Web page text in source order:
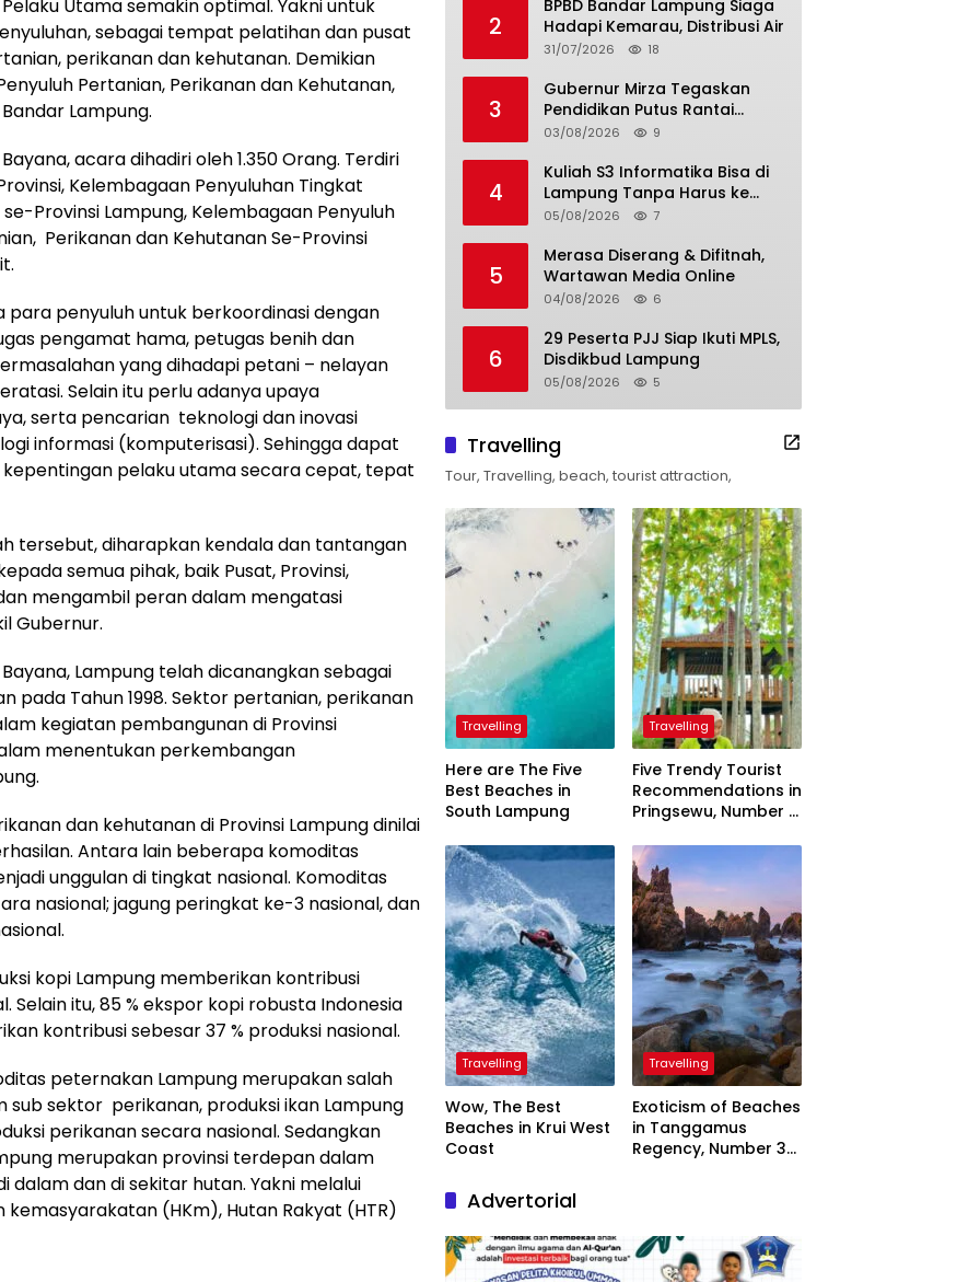
Utama semakin optimal. Yakni untuk
sebagai tempat pelatihan dan pusat
perikanan dan kehutanan. Demikian
Pertanian, Perikanan dan Kehutanan,
Lampung.
acara dihadiri oleh 1.350 Orang. Terdiri
Kelembagaan Penyuluhan Tingkat
Provinsi Lampung, Kelembagaan Penyuluh
Perikanan dan Kehutanan Se-Provinsi
para penyuluh untuk berkoordinasi dengan
pengamat hama, petugas benih dan
yang dihadapi petani – nelayan
Selain itu perlu adanya upaya
serta pencarian teknologi dan inovasi
informasi (komputerisasi). Sehingga dapat
pelaku utama secara cepat, tepat
tersebut, diharapkan kendala dan tantangan
semua pihak, baik Pusat, Provinsi,
mengambil peran dalam mengatasi
Gubernur.
Lampung telah dicanangkan sebagai
pada Tahun 1998. Sektor pertanian, perikanan
kegiatan pembangunan di Provinsi
menentukan perkembangan
dan kehutanan di Provinsi Lampung dinilai
Antara lain beberapa komoditas
unggulan di tingkat nasional. Komoditas
nasional; jagung peringkat ke-3 nasional, dan
kopi Lampung memberikan kontribusi
Selain itu, 85 % ekspor kopi robusta Indonesia
kontribusi sebesar 37 % produksi nasional.
peternakan Lampung merupakan salah
sub sektor perikanan, produksi ikan Lampung
perikanan secara nasional. Sedangkan
merupakan provinsi terdepan dalam
dan di sekitar hutan. Yakni melalui
(HKm), Hutan Rakyat (HTR)
2
BPBD Bandar Lampung Siaga
Hadapi Kemarau, Distribusi Air
31/07/2026 18
3
Gubernur Mirza Tegaskan
Pendidikan Putus Rantai
Kemiskinan
03/08/2026 9
4
Kuliah S3 Informatika Bisa di
Lampung Tanpa Harus ke
Luar Daerah
05/08/2026 7
5
Merasa Diserang & Difitnah,
Wartawan Media Online
04/08/2026 6
6
29 Peserta PJJ Siap Ikuti MPLS,
Disdikbud Lampung
05/08/2026 5
Travelling
Tour, Travelling, beach, tourist attraction,
Travelling
Here are The Five
Best Beaches in
South Lampung
Travelling
Five Trendy Tourist
Recommendations in
Pringsewu, Number 3
President
Travelling
Wow, The Best
Beaches in Krui West
Coast
Travelling
Exoticism of Beaches
in Tanggamus
Regency, Number 3
Advertorial